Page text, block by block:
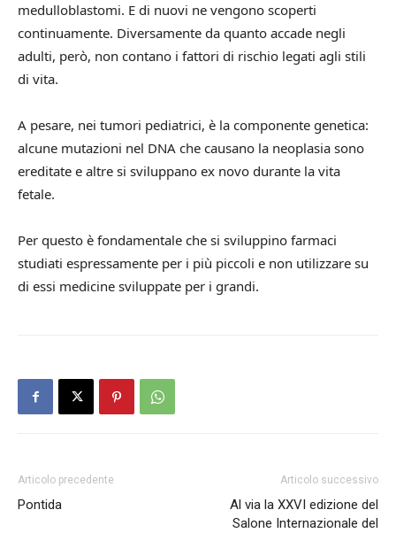
medulloblastomi. E di nuovi ne vengono scoperti
continuamente. Diversamente da quanto accade negli
adulti, però, non contano i fattori di rischio legati agli stili
di vita.
A pesare, nei tumori pediatrici, è la componente genetica:
alcune mutazioni nel DNA che causano la neoplasia sono
ereditate e altre si sviluppano ex novo durante la vita
fetale.
Per questo è fondamentale che si sviluppino farmaci
studiati espressamente per i più piccoli e non utilizzare su
di essi medicine sviluppate per i grandi.
Articolo precedente
Pontida
Articolo successivo
Al via la XXVI edizione del
Salone Internazionale del